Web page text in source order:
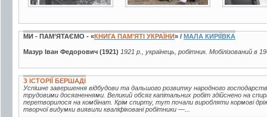
МИ - ПАМ’ЯТАЄМО - «КНИГА ПАМ’ЯТІ УКРАЇНИ» / МАЛА КИРІЇВКА
Мазур Іван Федорович (1921) 1921 р., українець, робітник. Мобілізований в
З ІСТОРІЇ БЕРШАДІ
Успішне завершення відбудови та дальшого розвитку народного
трудовими досягненнями. Великий обсяг капітальних робіт здійснено на
перетворилося на комбінат. Крім спирту, тут почали виробляти кормові
творчої видумки виявили кваліфіковані робітники —...